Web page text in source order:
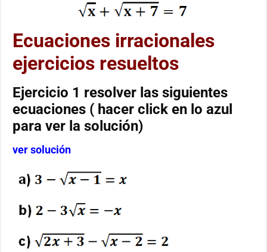
Ecuaciones irracionales
ejercicios resueltos
Ejercicio 1 resolver las siguientes
ecuaciones ( hacer click en lo azul
para ver la solución)
ver solución